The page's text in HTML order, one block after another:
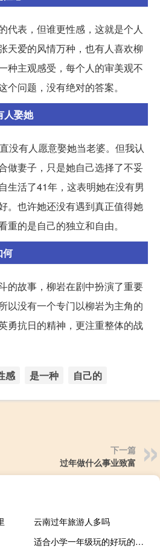
代表，但谁更性感，这就是个人
天爱的风情万种，也有人喜欢柳
种主观感受，每个人的审美观不
个问题，没有绝对的答案。
人娶她
没有人愿意娶她当老婆。但我认
做妻子，只是她自己选择了不妥
生活了41年，这表明她在没有男
。也许她还没有遇到真正值得她
的是自己的独立和自由。
何
的故事，柳岩在剧中扮演了重要
以没有一个专门以柳岩为主角的
勇抗日的精神，更注重整体的战
感 是一种 自己的
下一篇
过年做什么事业致富
云南过年旅游人多吗
适合小学一年级玩的好玩的室内游戏